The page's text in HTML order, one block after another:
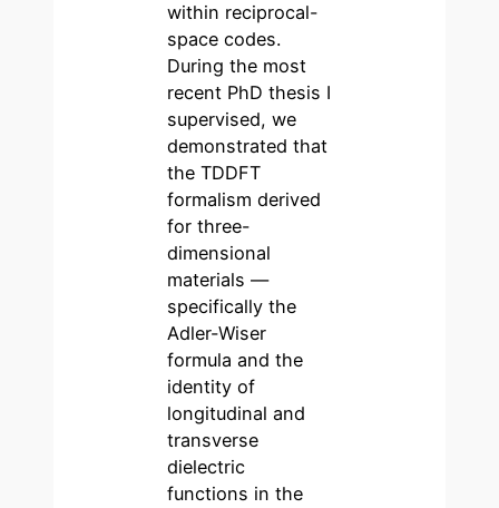
within reciprocal-
space codes.
During the most
recent PhD thesis I
supervised, we
demonstrated that
the TDDFT
formalism derived
for three-
dimensional
materials —
specifically the
Adler-Wiser
formula and the
identity of
longitudinal and
transverse
dielectric
functions in the